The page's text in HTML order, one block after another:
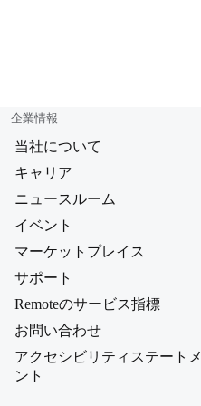
企業情報
当社について
キャリア
ニュースルーム
イベント
マーケットプレイス
サポート
Remoteのサービス指標
お問い合わせ
アクセシビリティステートメ
ント